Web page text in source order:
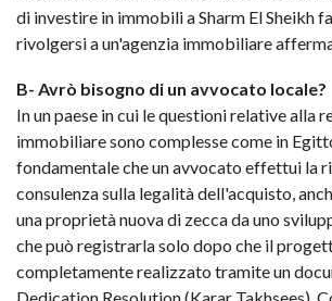
di investire in immobili a Sharm El Sheikh
rivolgersi a un'agenzia immobiliare
B- Avrò bisogno di un avvocato locale?
In un paese in cui le questioni relative alla
immobiliare sono complesse come in
fondamentale che un avvocato effettui la
consulenza sulla legalità dell'acquisto,
una proprietà nuova di zecca da uno
che può registrarla solo dopo che il
completamente realizzato tramite un